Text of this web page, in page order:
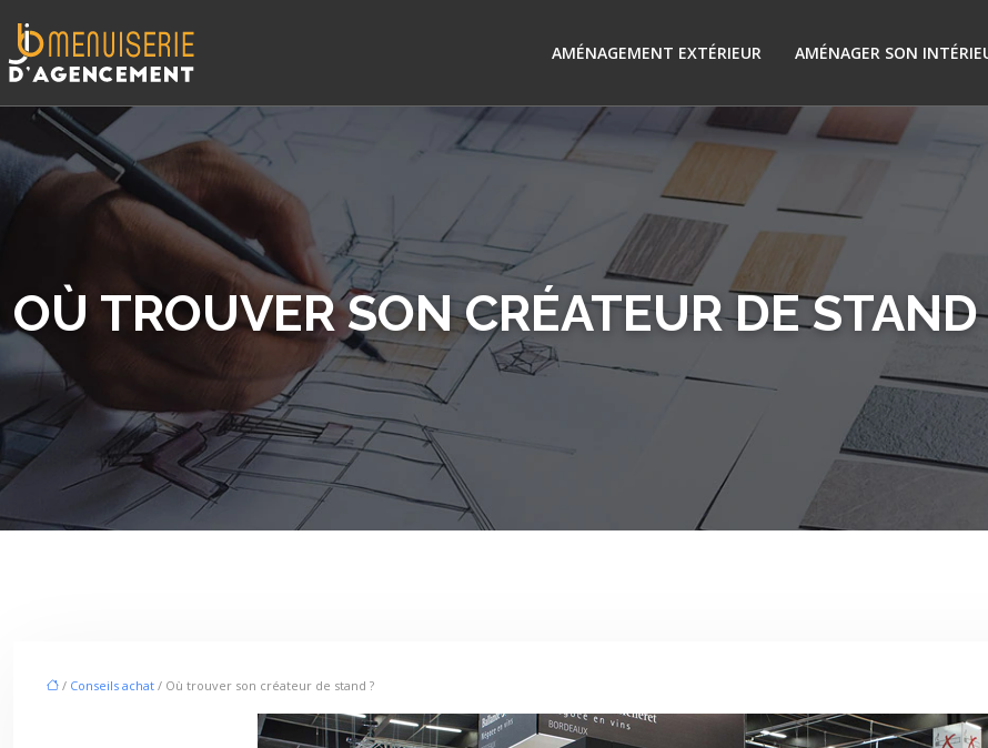
AMÉNAGEMENT EXTÉRIEUR AMÉNAGER SON
OÙ TROUVER SON CRÉATEUR DE STAND
/ Conseils achat / Où trouver son créateur de stand ?